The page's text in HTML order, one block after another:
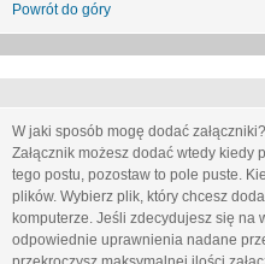
Powrót do góry
W jaki sposób mogę dodać załączniki?
Załącznik możesz dodać wtedy
tego postu, pozostaw to pole puste.
plików. Wybierz plik, który chcesz
komputerze. Jeśli zdecydujesz się na
odpowiednie uprawnienia nadane